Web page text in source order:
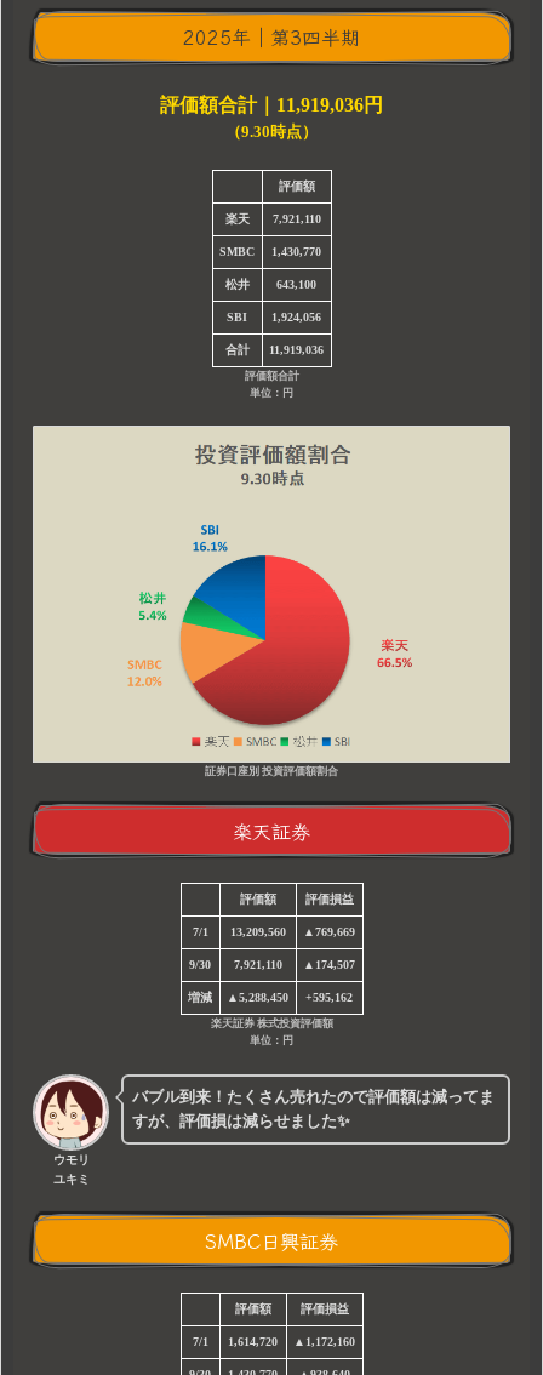
2025年｜第3四半期
評価額合計｜ 11,919,036円
（9.30時点）
評価額
楽天 7,921,110
SMBC 1,430,770
松井 643,100
SBI 1,924,056
合計 11,919,036
評価額合計
単位：円
証券口座別 投資評価額割合
楽天証券
評価額 評価損益
7/1 13,209,560 ▲769,669
9/30 7,921,110 ▲174,507
増減 ▲5,288,450 +595,162
楽天証券 株式投資評価額
単位：円
ウモリ
ユキミ
バブル到来！たくさん売れたので評価額は減ってま
すが、評価損は減らせました✨
SMBC日興証券
評価額 評価損益
7/1 1,614,720 ▲1,172,160